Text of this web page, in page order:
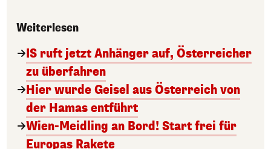
Weiterlesen
IS ruft jetzt Anhänger auf, Österreicher
zu überfahren
Hier wurde Geisel aus Österreich von
der Hamas entführt
Wien-Meidling an Bord! Start frei für
Europas Rakete